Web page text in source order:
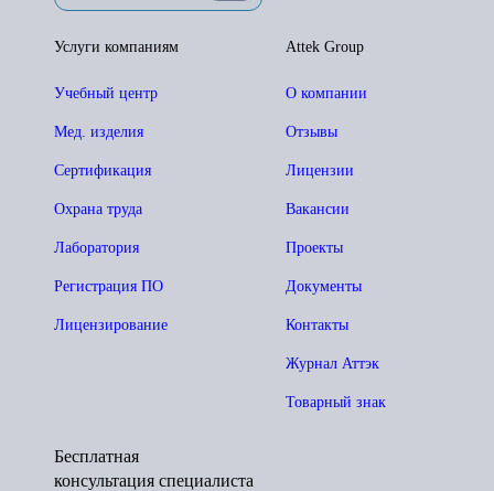
Attek Group
О компании
Отзывы
Лицензии
Вакансии
Проекты
Документы
Контакты
Журнал Аттэк
Товарный знак
Услуги компаниям
Учебный центр
Мед. изделия
Сертификация
Охрана труда
Лаборатория
Регистрация ПО
Лицензирование
Бесплатная
консультация специалиста